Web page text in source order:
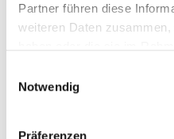
Partner führen diese
weiteren Daten
Notwendig
Präferenzen